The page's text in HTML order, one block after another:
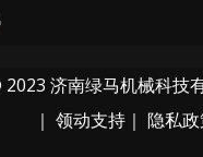
济南绿马机械科技
｜ 领动支持｜ 隐私